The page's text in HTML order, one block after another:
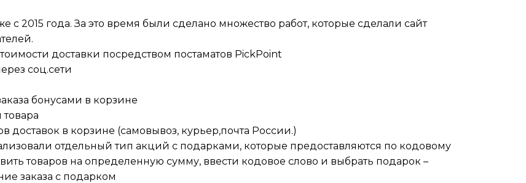
2015 года. За это время были сделано множество работ, которые сделали сайт
доставки посредством постаматов PickPoint
соц.сети
бонусами в корзине
доставок в корзине (самовывоз, курьер,почта России.)
отдельный тип акций с подарками, которые предоставляются по кодовому
товаров на определенную сумму, ввести кодовое слово и выбрать подарок –
заказа с подарком